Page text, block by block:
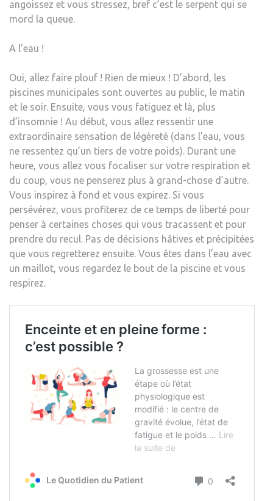
angoissez et vous stressez, bref c’est le serpent qui se
mord la queue.
A l’eau !
Oui, allez faire plouf ! Rien de mieux ! D’abord, les
piscines municipales sont ouvertes au public, le matin
et le soir. Ensuite, vous vous fatiguez et là, plus
d’insomnie ! Au début, vous allez ressentir une
extraordinaire sensation de légèreté (dans l’eau, vous
ne ressentez qu’un tiers de votre poids). Durant une
heure, vous allez vous focaliser sur votre respiration et
du coup, vous ne penserez plus à grand-chose d’autre.
Vous inspirez à fond et vous expirez. Si vous
persévérez, vous profiterez de ce temps de liberté pour
penser à certaines choses qui vous tracassent et pour
prendre du recul. Pas de décisions hâtives et précipitées
que vous regretterez ensuite. Vous êtes dans l’eau avec
un maillot, vous regardez le bout de la piscine et vous
respirez.